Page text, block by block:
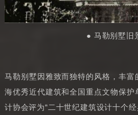
● 马勒别墅旧
马勒别墅因雅致而独特的风格，丰富
海优秀近代建筑和全国重点文物保护
计协会评为“二十世纪建筑设计十个经